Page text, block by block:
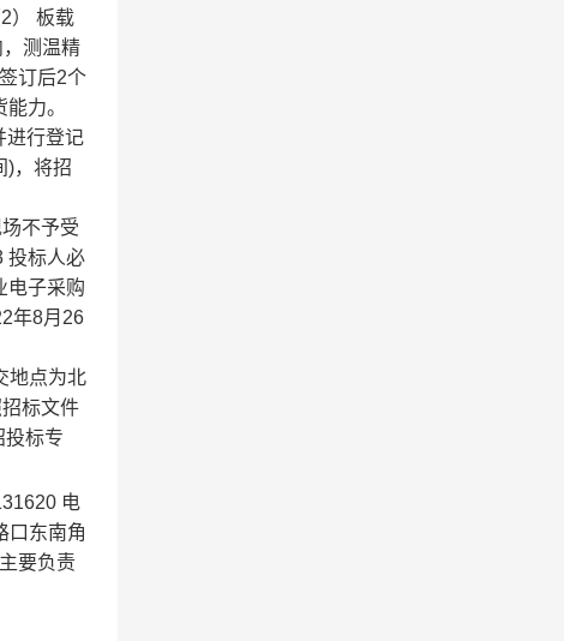
） 板载
测温精
订后2个
力。
进行登记
)，将招
不予受
投标人必
电子采购
年8月26
地点为北
标文件
投标专
电
口东南角
要负责